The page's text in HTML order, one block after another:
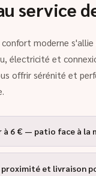
service
confort moderne
électricité et
offrir sérénité et
à 6 € — patio face à la
proximité et livraison